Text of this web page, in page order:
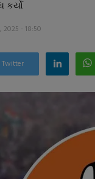
કર્યો
2025 - 18:50
Twitter